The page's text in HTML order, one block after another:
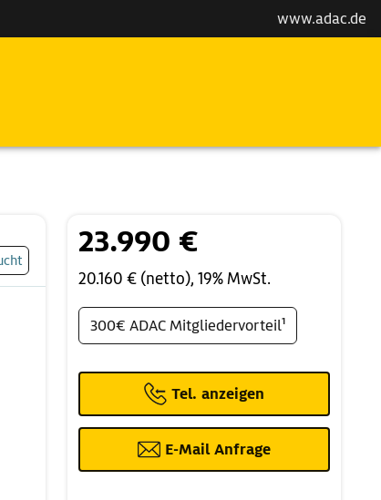
www.adac.de
23.990 €
20.160 € (netto), 19% MwSt.
300€ ADAC Mitgliedervorteil¹
Tel. anzeigen
E-Mail Anfrage